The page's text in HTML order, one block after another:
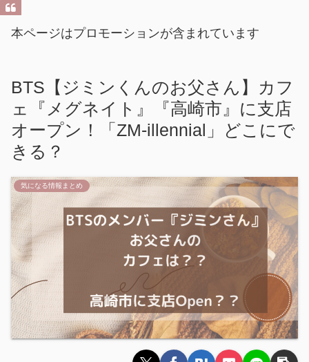
本ページはプロモーションが含まれています
BTS【ジミンくんのお父さん】カフ
ェ『メグネイト』『高崎市』に支店
オープン！「ZM-illennial」どこにで
きる？
気になる情報まとめ